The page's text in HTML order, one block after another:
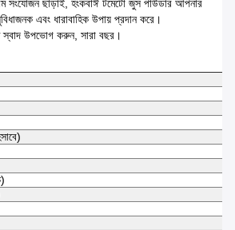
সংযোজন ছাড়াই, হংকবাঈ টমেটো জুস পাউডার আপনার
এবং ধারাবাহিক উপায় প্রদান করে।
স্বাদ উপভোগ করুন, সারা বছর।